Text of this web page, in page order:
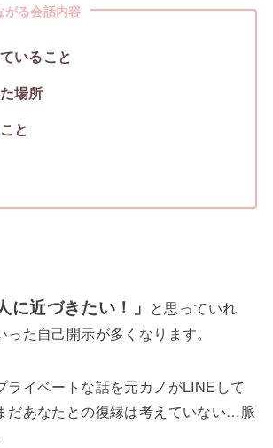
がる会話内容
いること
場所
と
に近づきたい！」 と思っていれ
た自己開示が多くなります。
ライベートな話を元カノがLINEして
だあなたとの復縁は考えていない…脈